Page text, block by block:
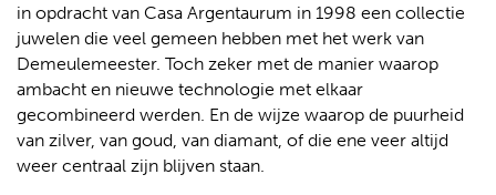
in opdracht van Casa Argentaurum in 1998 een collectie
juwelen die veel gemeen hebben met het werk van
Demeulemeester. Toch zeker met de manier waarop
ambacht en nieuwe technologie met elkaar
gecombineerd werden. En de wijze waarop de puurheid
van zilver, van goud, van diamant, of die ene veer altijd
weer centraal zijn blijven staan.